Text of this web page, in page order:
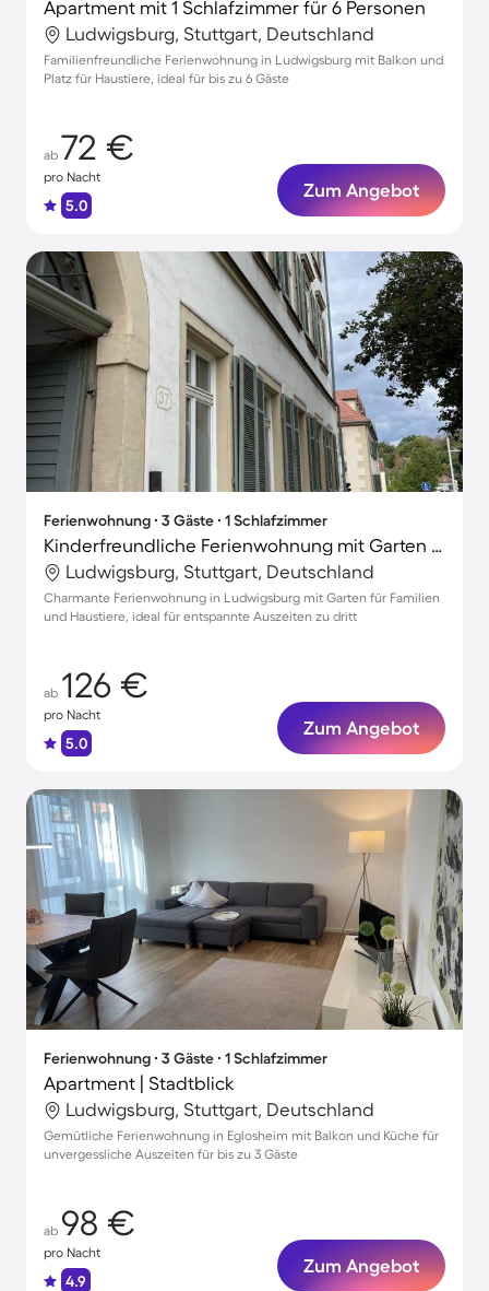
Apartment mit 1 Schlafzimmer für 6 Personen
Ludwigsburg, Stuttgart, Deutschland
Familienfreundliche Ferienwohnung in Ludwigsburg mit Balkon und
Platz für Haustiere, ideal für bis zu 6 Gäste
ab 72 €
pro Nacht
5.0
Zum Angebot
Ferienwohnung ∙ 3 Gäste ∙ 1 Schlafzimmer
Kinderfreundliche Ferienwohnung mit Garten | Stadtblick | Hunde erlaubt
Ludwigsburg, Stuttgart, Deutschland
Charmante Ferienwohnung in Ludwigsburg mit Garten für Familien
und Haustiere, ideal für entspannte Auszeiten zu dritt
ab 126 €
pro Nacht
5.0
Zum Angebot
Ferienwohnung ∙ 3 Gäste ∙ 1 Schlafzimmer
Apartment | Stadtblick
Ludwigsburg, Stuttgart, Deutschland
Gemütliche Ferienwohnung in Eglosheim mit Balkon und Küche für
unvergessliche Auszeiten für bis zu 3 Gäste
ab 98 €
pro Nacht
4.9
Zum Angebot